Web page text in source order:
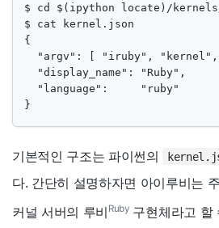
$ cd $(ipython locate)/
$ cat kernel.json
{
"argv": [ "iruby",
  "display_name": "Ruby",
  "language":     "ruby"
}
기본적인 구조는 파이썬의
다. 간단히 설명하자면 아이루비는
커널 서버의 루비 Ruby구현체라고 할